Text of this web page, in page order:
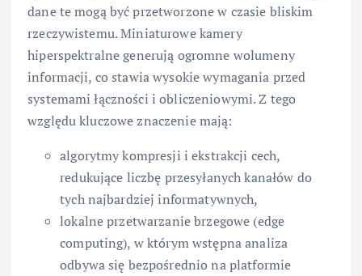
dane te mogą być przetworzone w czasie bliskim
rzeczywistemu. Miniaturowe kamery
hiperspektralne generują ogromne wolumeny
informacji, co stawia wysokie wymagania przed
systemami łączności i obliczeniowymi. Z tego
względu kluczowe znaczenie mają:
algorytmy kompresji i ekstrakcji cech,
redukujące liczbę przesyłanych kanałów do
tych najbardziej informatywnych,
lokalne przetwarzanie brzegowe (edge
computing), w którym wstępna analiza
odbywa się bezpośrednio na platformie